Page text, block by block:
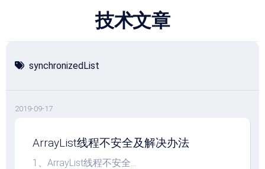
技术文章
synchronizedList
2019-09-17
ArrayList线程不安全及解决办法
1、ArrayList线程不安全...